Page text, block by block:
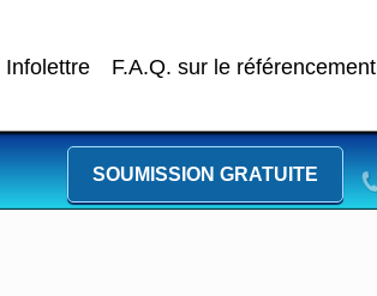
Infolettre F.A.Q. sur le référencement
SOUMISSION GRATUITE